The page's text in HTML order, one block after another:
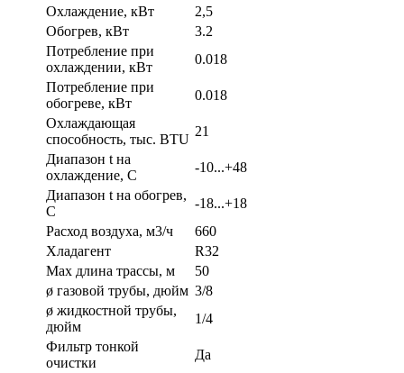
Охлаждение, кВт
2,5
Обогрев, кВт
3.2
Потребление при
охлаждении, кВт
0.018
Потребление при
обогреве, кВт
0.018
Охлаждающая
способность, тыс. BTU
21
Диапазон t на
охлаждение, С
-10...+48
Диапазон t на обогрев,
С
-18...+18
Расход воздуха, м3/ч
660
Хладагент
R32
Max длина трассы, м
50
ø газовой трубы, дюйм 3/8
ø жидкостной трубы,
дюйм
1/4
Фильтр тонкой
очистки
Да